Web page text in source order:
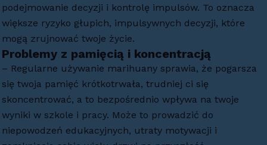
podejmowanie decyzji i kontrolę impulsów. To oznacza
większe ryzyko głupich, impulsywnych decyzji, które
mogą zrujnować twoje życie.
Problemy z pamięcią i koncentracją
– Regularne używanie marihuany sprawia, że pogarsza
się twoja pamięć krótkotrwała, trudniej ci się
skoncentrować, a to bezpośrednio wpływa na twoje
wyniki w szkole i pracy. Może to prowadzić do
niepowodzeń edukacyjnych, utraty motywacji i